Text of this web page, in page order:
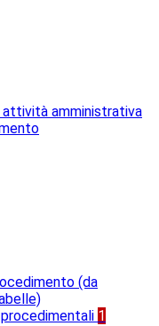
attività amministrativa
(da
1